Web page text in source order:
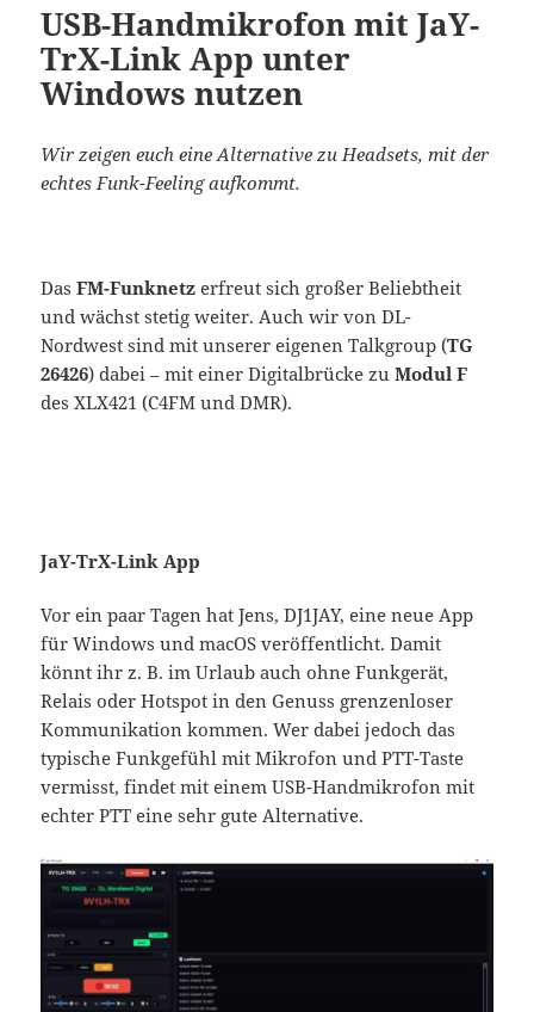
USB-Handmikrofon mit JaY-
TrX-Link App unter
Windows nutzen
Wir zeigen euch eine Alternative zu Headsets, mit der
echtes Funk-Feeling aufkommt.
DasFM-Funknetz erfreut sich großer Beliebtheit
und wächst stetig weiter. Auch wir von DL-
Nordwest sind mit unserer eigenen Talkgroup (TG
26426) dabei – mit einer Digitalbrücke zuModul F
des XLX421 (C4FM und DMR).
JaY-TrX-Link App
Vor ein paar Tagen hat Jens, DJ1JAY, eine neue App
für Windows und macOS veröffentlicht. Damit
könnt ihr z. B. im Urlaub auch ohne Funkgerät,
Relais oder Hotspot in den Genuss grenzenloser
Kommunikation kommen. Wer dabei jedoch das
typische Funkgefühl mit Mikrofon und PTT-Taste
vermisst, findet mit einem USB-Handmikrofon mit
echter PTT eine sehr gute Alternative.